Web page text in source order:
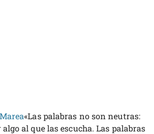
«Las palabras no son neutras:
al que las escucha. Las palabras